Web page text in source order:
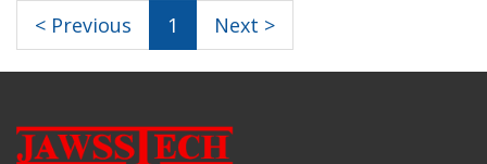
< Previous 1 Next >